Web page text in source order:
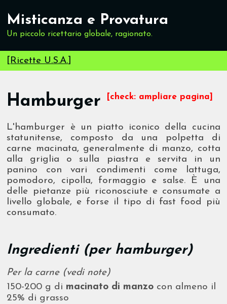
Misticanza e Provatura
Un piccolo ricettario globale, ragionato.
[Ricette U.S.A.]
Hamburger [check: ampliare pagina]
L'hamburger è un piatto iconico della cucina
statunitense, composto da una polpetta di
carne macinata, generalmente di manzo, cotta
alla griglia o sulla piastra e servita in un
panino con vari condimenti come lattuga,
pomodoro, cipolla, formaggio e salse. È una
delle pietanze più riconosciute e consumate a
livello globale, e forse il tipo di fast food più
consumato.
Ingredienti (per hamburger)
Per la carne (vedi note)
150-200 g di macinato di manzo con almeno il
25% di grasso